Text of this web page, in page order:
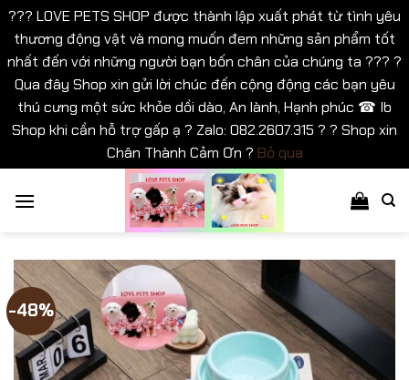
??? LOVE PETS SHOP được thành lập xuất phát từ tình yêu
thương động vật và mong muốn đem những sản phẩm tốt
nhất đến với những người bạn bốn chân của chúng ta ??? ?
Qua đây Shop xin gửi lời chúc đến cộng động các bạn yêu
thú cưng một sức khỏe dồi dào, An lành, Hạnh phúc ☎ Ib
Shop khi cần hỗ trợ gấp ạ ? Zalo: 082.2607.315 ? ? Shop xin
Chân Thành Cảm Ơn ? Bỏ qua
qua
-48%